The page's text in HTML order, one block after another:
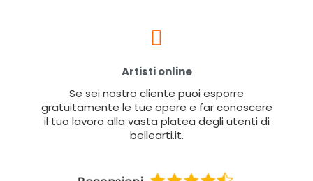
Artisti online
Se sei nostro cliente puoi esporre
gratuitamente le tue opere e far conoscere
il tuo lavoro alla vasta platea degli utenti di
bellearti.it.